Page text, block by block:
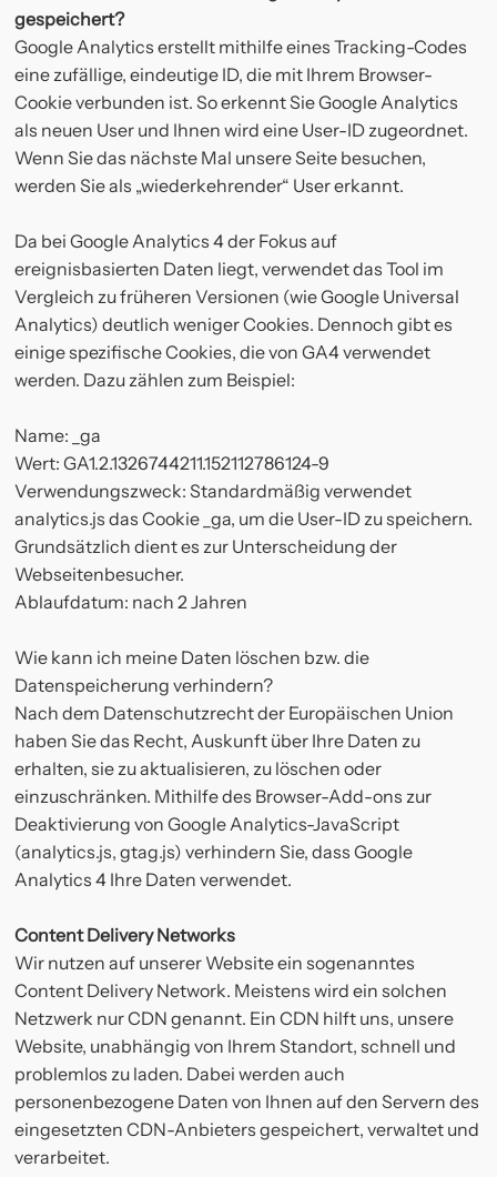
gespeichert?
Google Analytics erstellt mithilfe eines Tracking-Codes
eine zufällige, eindeutige ID, die mit Ihrem Browser-
Cookie verbunden ist. So erkennt Sie Google Analytics
als neuen User und Ihnen wird eine User-ID zugeordnet.
Wenn Sie das nächste Mal unsere Seite besuchen,
werden Sie als „wiederkehrender“ User erkannt.
Da bei Google Analytics 4 der Fokus auf
ereignisbasierten Daten liegt, verwendet das Tool im
Vergleich zu früheren Versionen (wie Google Universal
Analytics) deutlich weniger Cookies. Dennoch gibt es
einige spezifische Cookies, die von GA4 verwendet
werden. Dazu zählen zum Beispiel:
Name: _ga
Wert: GA1.2.1326744211.152112786124-9
Verwendungszweck: Standardmäßig verwendet
analytics.js das Cookie _ga, um die User-ID zu speichern.
Grundsätzlich dient es zur Unterscheidung der
Webseitenbesucher.
Ablaufdatum: nach 2 Jahren
Wie kann ich meine Daten löschen bzw. die
Datenspeicherung verhindern?
Nach dem Datenschutzrecht der Europäischen Union
haben Sie das Recht, Auskunft über Ihre Daten zu
erhalten, sie zu aktualisieren, zu löschen oder
einzuschränken. Mithilfe des Browser-Add-ons zur
Deaktivierung von Google Analytics-JavaScript
(analytics.js, gtag.js) verhindern Sie, dass Google
Analytics 4 Ihre Daten verwendet.
Content Delivery Networks
Wir nutzen auf unserer Website ein sogenanntes
Content Delivery Network. Meistens wird ein solchen
Netzwerk nur CDN genannt. Ein CDN hilft uns, unsere
Website, unabhängig von Ihrem Standort, schnell und
problemlos zu laden. Dabei werden auch
personenbezogene Daten von Ihnen auf den Servern des
eingesetzten CDN-Anbieters gespeichert, verwaltet und
verarbeitet.